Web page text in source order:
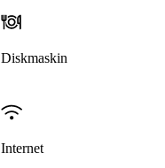
Diskmaskin
Internet